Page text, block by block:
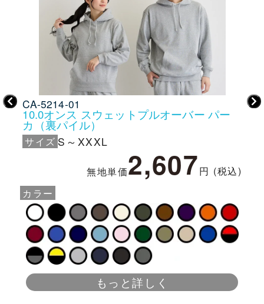
CA-5214-01
10.0オンス スウェットプルオーバー パー
カ（裏パイル）
サイズ S～XXXL
無地単価2,607円 (税込)
カラー
もっと詳しく